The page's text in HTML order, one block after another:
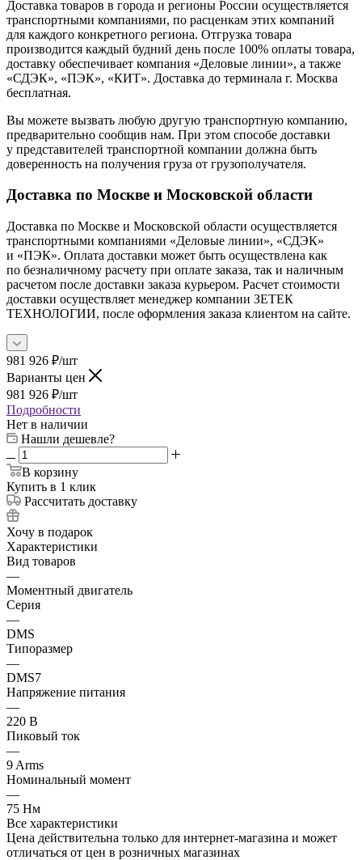
Доставка товаров в города и регионы России осуществляется
транспортными компаниями, по расценкам этих компаний
для каждого конкретного региона. Отгрузка товара
производится каждый будний день после 100% оплаты товара,
доставку обеспечивает компания «Деловые линии», а также
«СДЭК», «ПЭК», «КИТ». Доставка до терминала г. Москва
бесплатная.
Вы можете вызвать любую другую транспортную компанию,
предварительно сообщив нам. При этом способе доставки
у представителей транспортной компании должна быть
доверенность на получения груза от грузополучателя.
Доставка по Москве и Московской области
Доставка по Москве и Московской области осуществляется
транспортными компаниями «Деловые линии», «СДЭК»
и «ПЭК». Оплата доставки может быть осуществлена как
по безналичному расчету при оплате заказа, так и наличным
расчетом после доставки заказа курьером. Расчет стоимости
доставки осуществляет менеджер компании ЗЕТЕК
ТЕХНОЛОГИИ, после оформления заказа клиентом на сайте.
981 926 ₽/шт
Варианты цен
981 926 ₽/шт
Подробности
Нет в наличии
Нашли дешевле?
В корзину
Купить в 1 клик
Рассчитать доставку
Хочу в подарок
Характеристики
Вид товаров
—
Моментный двигатель
Серия
—
DMS
Типоразмер
—
DMS7
Напряжение питания
—
220 В
Пиковый ток
—
9 Arms
Номинальный момент
—
75 Нм
Все характеристики
Цена действительна только для интернет-магазина и может
отличаться от цен в розничных магазинах